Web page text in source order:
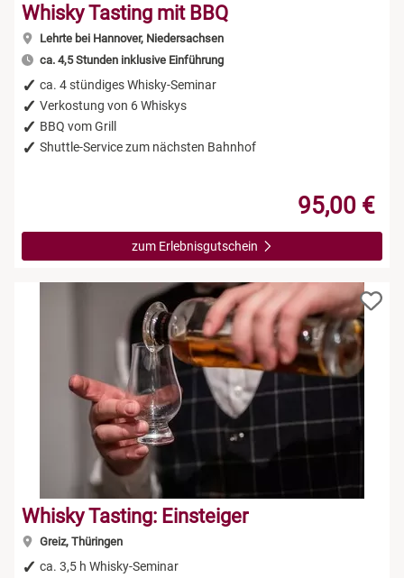
Whisky Tasting mit BBQ
Lehrte bei Hannover, Niedersachsen
ca. 4,5 Stunden inklusive Einführung
ca. 4 stündiges Whisky-Seminar
Verkostung von 6 Whiskys
BBQ vom Grill
Shuttle-Service zum nächsten Bahnhof
95,00 €
zum Erlebnisgutschein
Whisky Tasting: Einsteiger
Greiz, Thüringen
ca. 3,5 h Whisky-Seminar